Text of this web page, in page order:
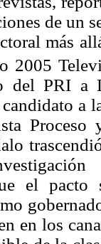
de un
más
2005
del PRI a
a
Proceso
el pacto
en los